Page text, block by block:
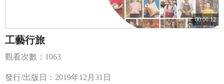
00:06:12
工藝行旅
觀看次數：1063
發行/出版日：2019年12月31日